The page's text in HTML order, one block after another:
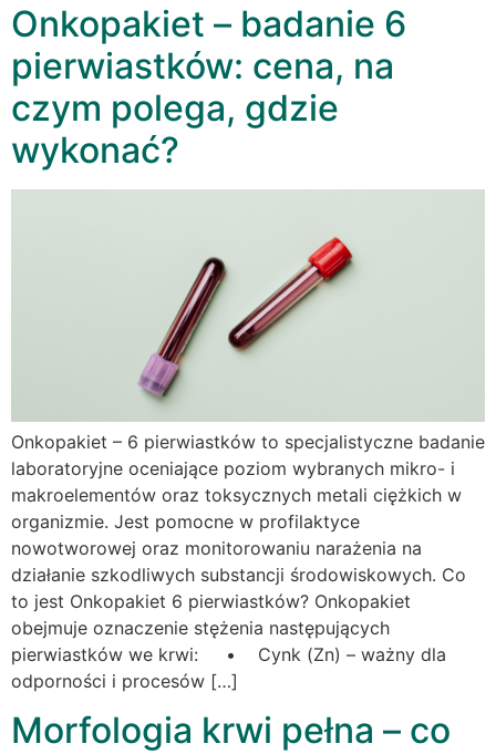
Onkopakiet – badanie 6
pierwiastków: cena, na
czym polega, gdzie
wykonać?
Onkopakiet – 6 pierwiastków to specjalistyczne badanie
laboratoryjne oceniające poziom wybranych mikro- i
makroelementów oraz toksycznych metali ciężkich w
organizmie. Jest pomocne w profilaktyce
nowotworowej oraz monitorowaniu narażenia na
działanie szkodliwych substancji środowiskowych. Co
to jest Onkopakiet 6 pierwiastków? Onkopakiet
obejmuje oznaczenie stężenia następujących
pierwiastków we krwi: • Cynk (Zn) – ważny dla
odporności i procesów […]
Morfologia krwi pełna – co